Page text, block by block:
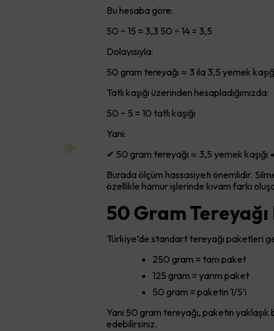
Bu hesaba göre:
50 ÷ 15 = 3,3 50 ÷ 14 = 3,5
Dolayısıyla:
50 gram tereyağı ≈ 3 ila 3,5 yemek
Tatlı kaşığı üzerinden hesapladığımızda:
50 ÷ 5 = 10 tatlı kaşığı
Yani:
✔ 50 gram tereyağı ≈ 3,5 yemek kaşığı
Burada ölçüm hassasiyeti önemlidir.
özellikle hamur işlerinde kıvam farkı
50 Gram
Türkiye’de standart tereyağı paketleri
250 gram = tam paket
125 gram = yarım paket
50 gram = paketin 1/5’i
Yani 50 gram tereyağı, paketin
edebilirsiniz.